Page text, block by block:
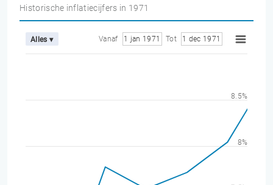
Historische inflatiecijfers in 1971
Alles ▾ Vanaf 1 jan 1971 Tot 1 dec 1971
8%
8.5%